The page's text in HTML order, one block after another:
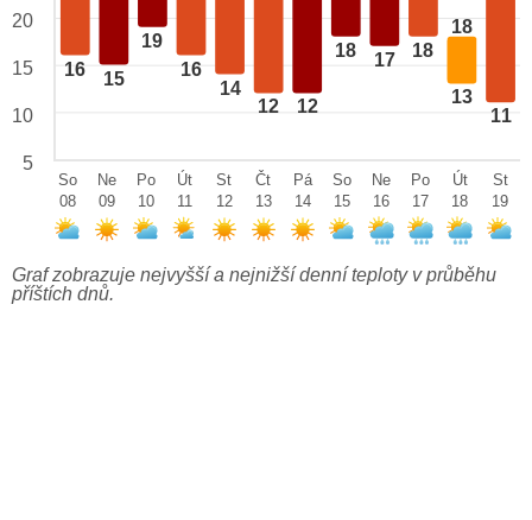
16 15
19
16
14
12 12
18 17 18
18
13
11
20
15
10
5
So
08
Ne
09
Po
10
Út
11
St
12
Čt
13
Pá
14
So
15
Ne
16
Po
17
Út
18
St
19
Graf zobrazuje nejvyšší a nejnižší denní teploty v průběhu
příštích dnů.